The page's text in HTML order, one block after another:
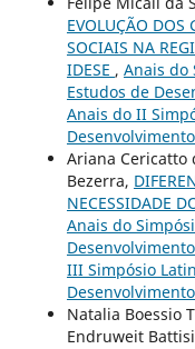
EVOLUÇÃO DOS
SOCIAIS NA
IDESE , Anais do
Estudos de
Anais do II
Ariana Cericatto
Bezerra,
NECESSIDADE
Anais do
III Simpósio
Natalia Boessio
Endruweit